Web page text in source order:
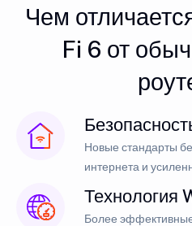
Чем
Fi 6 от
Новые стандарты
интернета и
Технология
Более